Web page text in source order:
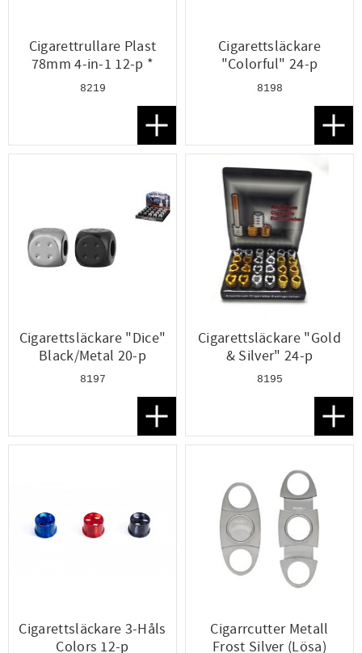
Cigarettrullare Plast
78mm 4-in-1 12-p *
8219
Lägg till i favoriter
Cigarettsläckare
"Colorful" 24-p
8198
Cigarettsläckare "Dice"
Black/Metal 20-p
8197
Lägg till i favoriter
Cigarettsläckare "Gold
& Silver" 24-p
8195
Cigarettsläckare 3-Håls
Colors 12-p
Cigarrcutter Metall
Frost Silver (Lösa)